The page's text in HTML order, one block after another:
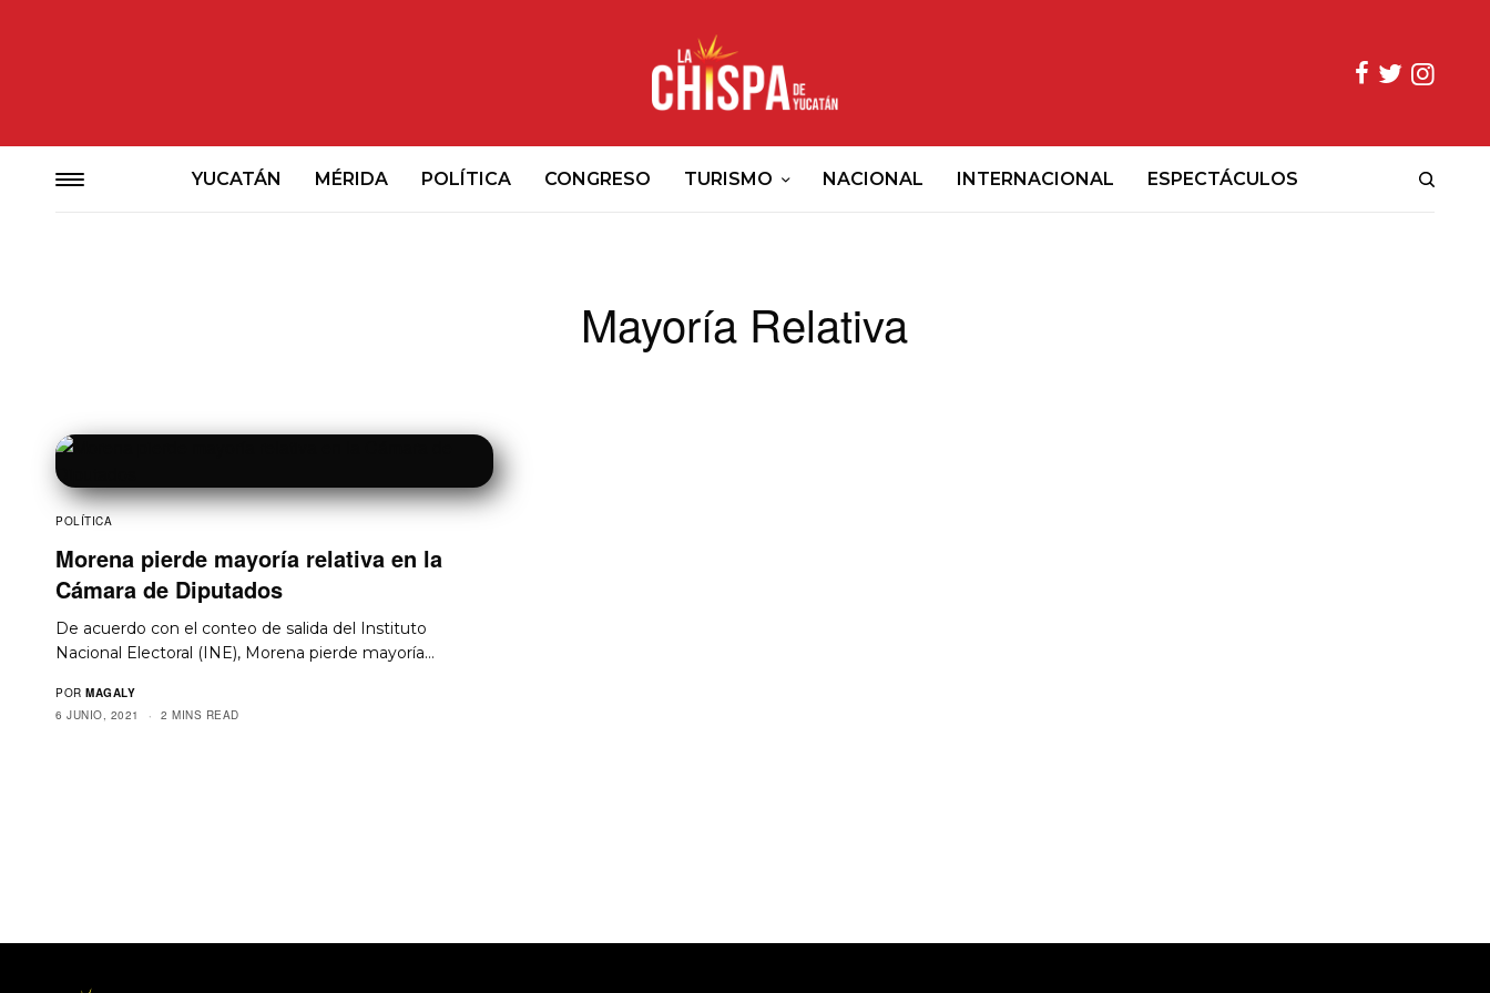
YUCATÁN MÉRIDA POLÍTICA CONGRESO TURISMO NACIONAL INTERNACIONAL ESPECTÁCULOS
Mayoría Relativa
POLÍTICA
Morena pierde mayoría relativa en la
Cámara de Diputados
De acuerdo con el conteo de salida del Instituto
Nacional Electoral (INE), Morena pierde mayoría…
POR MAGALY
6 JUNIO, 2021
2 MINS READ